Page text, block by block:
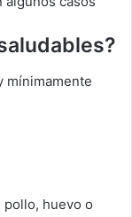
mínimamente
pollo, huevo o